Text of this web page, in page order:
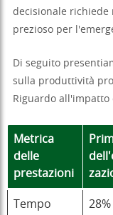
decisionale richiede
prezioso per
Di seguito
sulla produttività
Riguardo
Metrica
delle
prestazioni
Tempo
28%